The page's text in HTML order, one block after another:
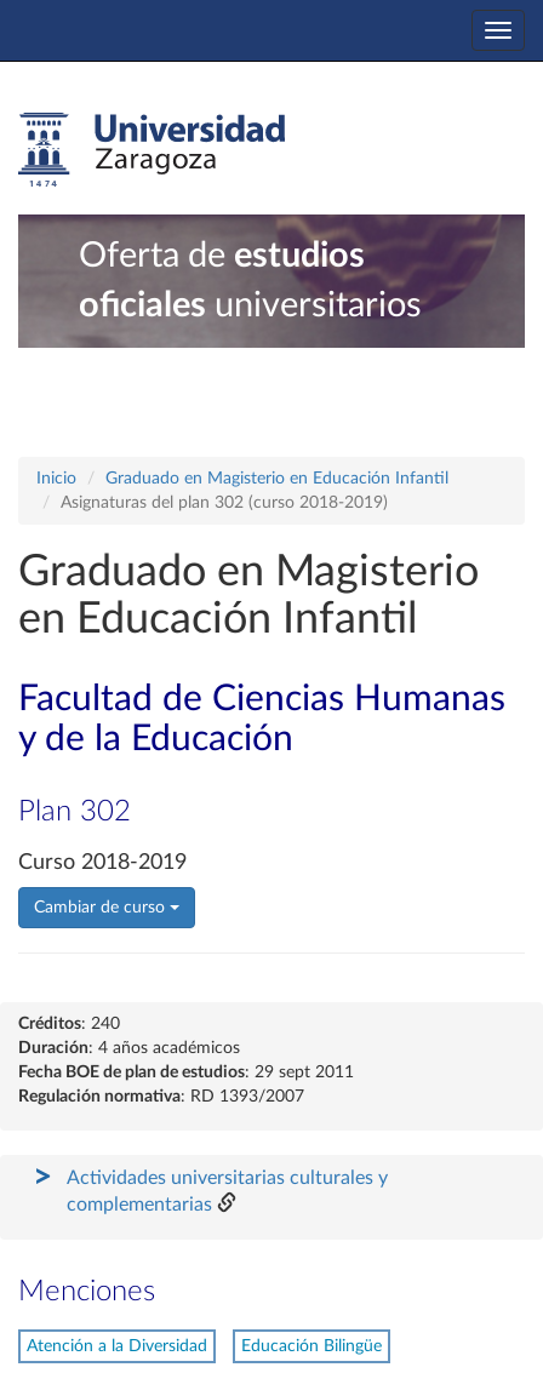
Oferta de estudios
oficiales universitarios
Inicio
Graduado en Magisterio en Educación Infantil
Asignaturas del plan 302 (curso 2018-2019)
Graduado en Magisterio
en Educación Infantil
Facultad de Ciencias Humanas
y de la Educación
Plan 302
Curso 2018-2019
Cambiar de curso
Créditos: 240
Duración: 4 años académicos
Fecha BOE de plan de estudios: 29 sept 2011
Regulación normativa: RD 1393/2007
Actividades universitarias culturales y
complementarias
Menciones
Atención a la Diversidad Educación Bilingüe